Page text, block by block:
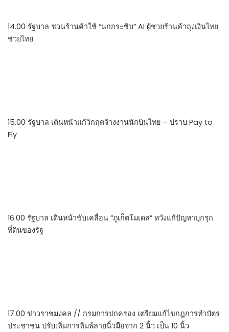
14.00 รัฐบาล ชวนร้านค้าใช้ “นกกระซิบ” AI ผู้ช่วยร้านค้าถุงเงินไทย
ช่วยไทย
15.00 รัฐบาล เดินหน้าแก้วิกฤตจ้างงานนักบินไทย – ปราบ Pay to
Fly
16.00 รัฐบาล เดินหน้าขับเคลื่อน “ภูเก็ตโมเดล” หวังแก้ปัญหาบุกรุก
ที่ดินของรัฐ
17.00 ข่าวราชมงคล // กรมการปกครอง เตรียมแก้ไขกฎการทำบัตร
ประชาชน ปรับเพิ่มการพิมพ์ลายนิ้วมือจาก 2 นิ้ว เป็น 10 นิ้ว